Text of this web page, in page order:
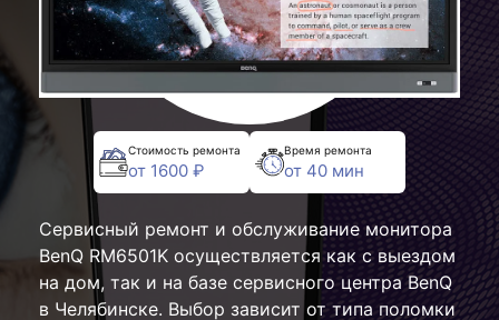
Стоимость ремонта
от 1600 ₽
Время ремонта
от 40 мин
Сервисный ремонт и обслуживание монитора
BenQ RM6501K осуществляется как с выездом
на дом, так и на базе сервисного центра BenQ
в Челябинске. Выбор зависит от типа поломки